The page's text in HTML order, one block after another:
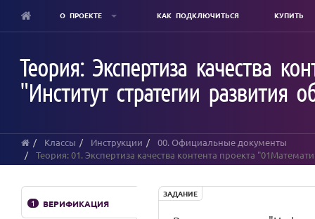
content
О ПРОЕКТЕ КАК ПОДКЛЮЧИТЬСЯ КУПИТЬ
Теория: Экспертиза качества
"Институт стратегии развития
Классы Инструкции
00. Официальные документы
Теория: 01. Экспертиза качества контента проекта
1 ВЕРИФИКАЦИЯ
ЗАДАНИЕ